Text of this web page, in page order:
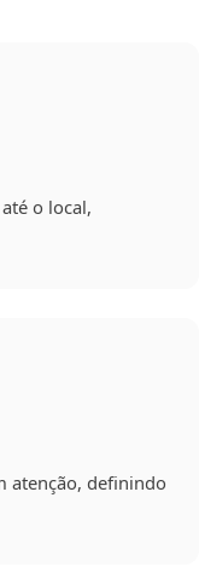
o local,
atenção, definindo